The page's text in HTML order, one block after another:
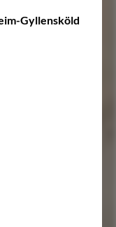
Gyllensköld